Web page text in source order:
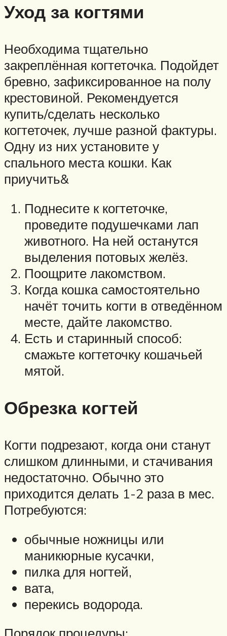
Уход за когтями
Необходима тщательно
закреплённая когтеточка. Подойдет
бревно, зафиксированное на полу
крестовиной. Рекомендуется
купить/сделать несколько
когтеточек, лучше разной фактуры.
Одну из них установите у
спального места кошки. Как
приучить&
Поднесите к когтеточке,
проведите подушечками лап
животного. На ней останутся
выделения потовых желёз.
Поощрите лакомством.
Когда кошка самостоятельно
начёт точить когти в отведённом
месте, дайте лакомство.
Есть и старинный способ:
смажьте когтеточку кошачьей
мятой.
Обрезка когтей
Когти подрезают, когда они станут
слишком длинными, и стачивания
недостаточно. Обычно это
приходится делать 1-2 раза в мес.
Потребуются:
обычные ножницы или
маникюрные кусачки,
пилка для ногтей,
вата,
перекись водорода.